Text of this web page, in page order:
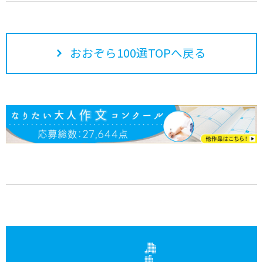
おおぞら100選TOPへ戻る